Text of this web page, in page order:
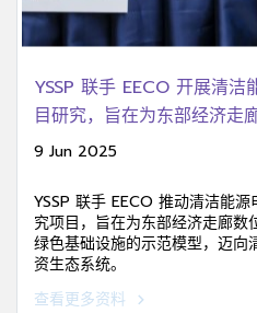
YSSP 联手 EECO 开展清
目研究，旨在为东部经济走
（EECd）打造绿色基础设施
9 Jun 2025
YSSP 联手 EECO 推动清洁能
究项目，旨在为东部经济走廊数
绿色基础设施的示范模型，迈向
资生态系统。
查看更多资料